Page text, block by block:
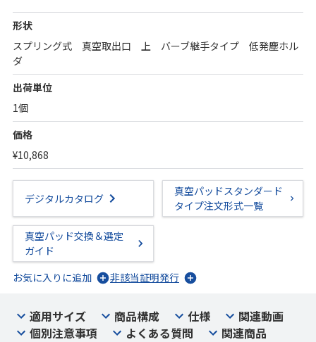
形状
スプリング式 真空取出口 上 バーブ継手タイプ 低発塵ホル
ダ
出荷単位
1個
価格
¥10,868
デジタルカタログ
真空パッドスタンダード
タイプ注文形式一覧
真空パッド交換＆選定
ガイド
お気に入りに追加
非該当証明発行
適用サイズ 商品構成 仕様
関連動画
個別注意事項
よくある質問 関連商品